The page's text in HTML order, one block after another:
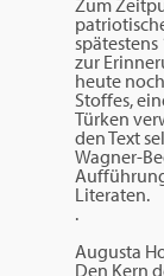
Zum
spätestens
zur
heute
Stoffes,
Türken
den Text
Wagner-
Literaten.
.
Augusta
Den Kern